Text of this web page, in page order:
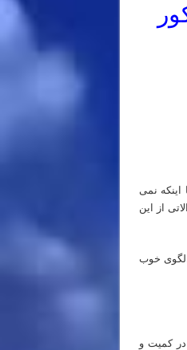
نمی
از این
الگوی خوب
کمیت و